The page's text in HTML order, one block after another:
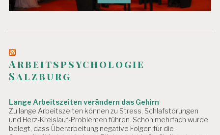
E
E
F
R
D
U
N
Arbeitspsychologie
Salzburg
Lange Arbeitszeiten verändern das Gehirn
Zu lange Arbeitszeiten können zu Stress, Schlafstörungen
und Herz-Kreislauf-Problemen führen. Schon mehrfach wurde
belegt, dass Überarbeitung negative Folgen für die